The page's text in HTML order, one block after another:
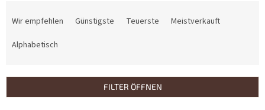
s
Wir empfehlen Günstigste Teuerste
Meistverkauft
Alphabetisch
FILTER ÖFFNEN